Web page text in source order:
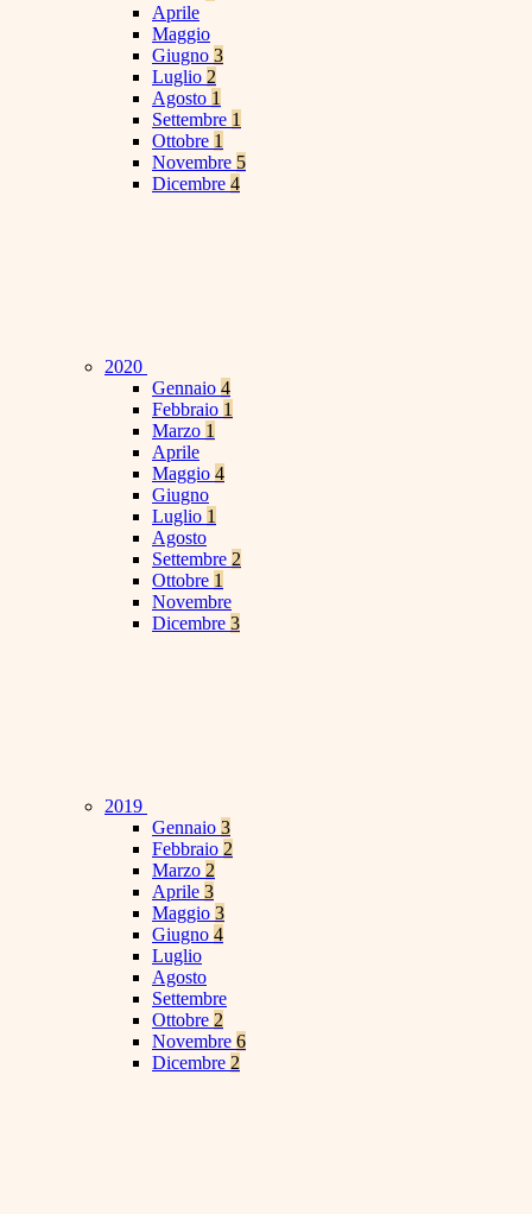
Aprile
Maggio
Giugno 3
Luglio 2
Agosto 1
Settembre 1
Ottobre 1
Novembre 5
Dicembre 4
2020
Gennaio 4
Febbraio 1
Marzo 1
Aprile
Maggio 4
Giugno
Luglio 1
Agosto
Settembre 2
Ottobre 1
Novembre
Dicembre 3
2019
Gennaio 3
Febbraio 2
Marzo 2
Aprile 3
Maggio 3
Giugno 4
Luglio
Agosto
Settembre
Ottobre 2
Novembre 6
Dicembre 2